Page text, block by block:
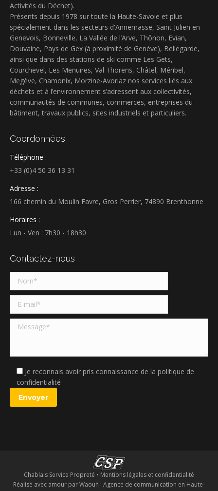
Activités du Déchet).
Présents depuis 1978 sur toute la Haute-Savoie et plus
spécialement dans les secteurs d'Annemasse, Saint Julien en
Genevois, Bonneville, La Vallée de l’Arve, Thônon, Evian,
Douvaine, Pays de Gex (à proximité de Genève), Bellegarde,
ainsi que dans des stations de ski comme Les Gets,
Courchevel, Les Menuires, Val Thorens, Châtel, Méribel,
Megève, Chamonix, Morzine-Avoriaz nos services liés aux
déchets et à l’environnement s’adressent aux collectivités,
communautés de communes, commerces, entreprises du
bâtiment, travaux publics, sites industriels et particuliers.
Coordonnées
Téléphone :
+33 (0)4 50 36 13 31
Adresse :
166 chemin du Moulin Favre, Gros Perrier, 74890 Brenthonne
Horaires :
Lun - Ven : 7h30 - 18h30
Contactez-nous
Je reconnais avoir pris connaissance de la politique de
confidentialité
Chablais Service Propreté • Mentions légales et confidentialité
Réalisé avec amour par Waouh : Agence de communication en Haute-